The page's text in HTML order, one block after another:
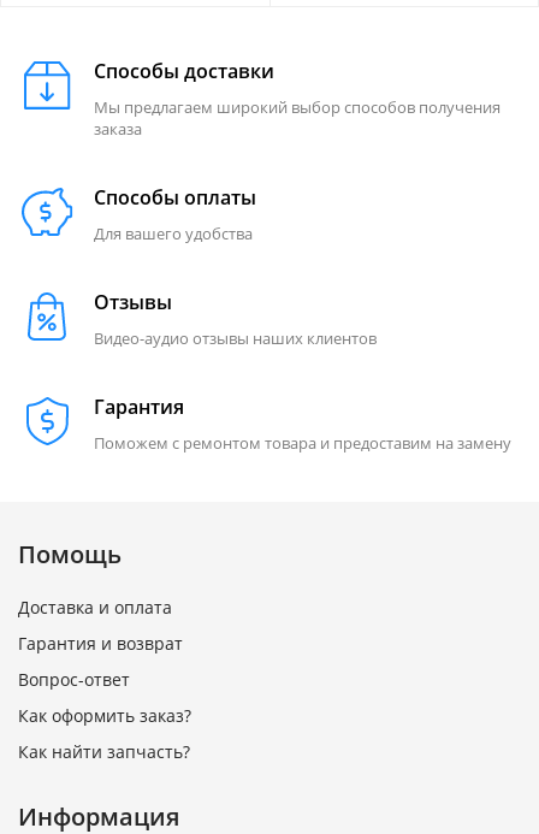
Способы доставки
Мы предлагаем широкий выбор способов получения
заказа
Способы оплаты
Для вашего удобства
Отзывы
Видео-аудио отзывы наших клиентов
Гарантия
Поможем с ремонтом товара и предоставим на замену
Помощь
Доставка и оплата
Гарантия и возврат
Вопрос-ответ
Как оформить заказ?
Как найти запчасть?
Информация